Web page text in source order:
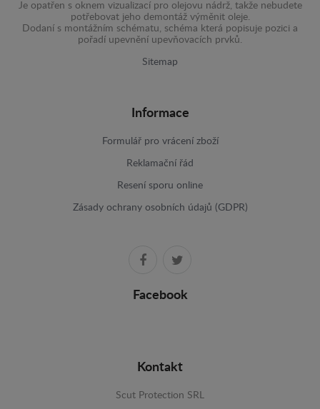
Je opatřen s oknem vizualizací pro olejovu nádrž, takže nebudete
potřebovat jeho demontáž výměnit oleje.
Dodaní s montážním schématu, schéma která popisuje pozici a
pořadí upevnění upevňovacích prvků.
Sitemap
Informace
Formulář pro vrácení zboží
Reklamační řád
Resení sporu online
Zásady ochrany osobních údajů (GDPR)
Facebook
Kontakt
Scut Protection SRL